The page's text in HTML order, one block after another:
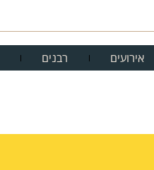
אירועים רבנים